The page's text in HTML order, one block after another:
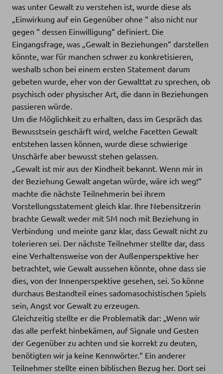
was unter Gewalt zu verstehen ist, wurde diese als
„Einwirkung auf ein Gegenüber ohne “ also nicht nur
gegen “ dessen Einwilligung“ definiert. Die
Eingangsfrage, was „Gewalt in Beziehungen“ darstellen
könnte, war für manchen schwer zu konkretisieren,
weshalb schon bei einem ersten Statement darum
gebeten wurde, eher von der Gewalttat zu sprechen, ob
psychisch oder physischer Art, die dann in Beziehungen
passieren würde.
Um die Möglichkeit zu erhalten, dass im Gespräch das
Bewusstsein geschärft wird, welche Facetten Gewalt
entstehen lassen können, wurde diese schwierige
Unschärfe aber bewusst stehen gelassen.
„Gewalt ist mir aus der Kindheit bekannt. Wenn mir in
der Beziehung Gewalt angetan würde, wäre ich weg!“
machte die nächste Teilnehmerin bei ihrem
Vorstellungsstatement gleich klar. Ihre Nebensitzerin
brachte Gewalt weder mit SM noch mit Beziehung in
Verbindung  und meinte ganz klar, dass Gewalt nicht zu
tolerieren sei. Der nächste Teilnehmer stellte dar, dass
eine Verhaltensweise von der Außenperspektive her
betrachtet, wie Gewalt aussehen könnte, ohne dass sie
dies, von der Innenperspektive gesehen, sei. So könne
durchaus Bestandteil eines sadomasochistischen Spiels
sein, Angst vor Gewalt zu erzeugen.
Gleichzeitig stellte er die Problematik dar: „Wenn wir
das alle perfekt hinbekämen, auf Signale und Gesten
der Gegenüber zu achten und sie korrekt zu deuten,
benötigten wir ja keine Kennwörter.“ Ein anderer
Teilnehmer stellte einen biblischen Bezug her. Dort sei